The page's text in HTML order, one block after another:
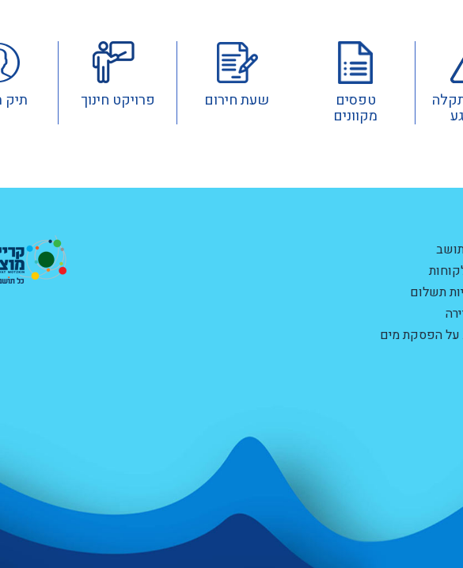
טפסים
מקוונים
שעת חירום פרויקט חינוך תיק
תשלום
על הפסקת מים